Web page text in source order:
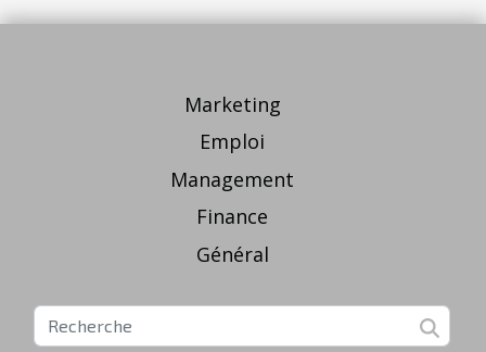
Marketing
Emploi
Management
Finance
Général